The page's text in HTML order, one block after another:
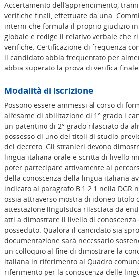
Accertamento dell’apprendimento,
verifiche finali, effettuate da una
interni che formula il proprio giudizio
globale e redige il relativo verbale che
verifiche. Certificazione di frequenza
il candidato abbia frequentato per
abbia superato la prova di verifica finale.
Modalità di iscrizione
Possono essere ammessi al corso di
all’esame di abilitazione di 1° grado i
un patentino di 2° grado rilasciato da
possesso di uno dei titoli di studio
del decreto. Gli stranieri devono
lingua italiana orale e scritta di livello
poter partecipare attivamente al
della conoscenza della lingua italiana
indicato al paragrafo B.1.2.1 nella DGR
ossia attraverso mostra di idoneo titolo
attestazione linguistica rilasciata da
atti a dimostrare il livello di
posseduto. Qualora il candidato sia
documentazione sarà necessario
un colloquio al fine di dimostrare la
italiana in riferimento al Quadro
riferimento per la conoscenza delle